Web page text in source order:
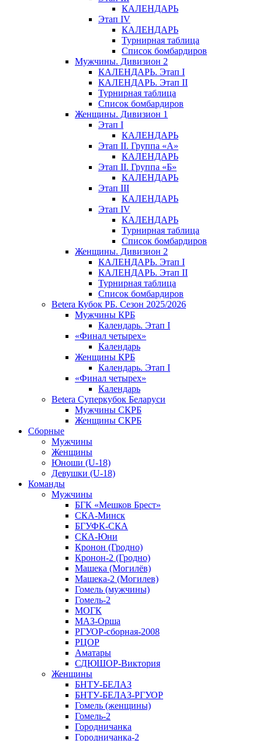
КАЛЕНДАРЬ
Этап IV
КАЛЕНДАРЬ
Турнирная таблица
Список бомбардиров
Мужчины. Дивизион 2
КАЛЕНДАРЬ. Этап I
КАЛЕНДАРЬ. Этап II
Турнирная таблица
Список бомбардиров
Женщины. Дивизион 1
Этап I
КАЛЕНДАРЬ
Этап II. Группа «А»
КАЛЕНДАРЬ
Этап II. Группа «Б»
КАЛЕНДАРЬ
Этап III
КАЛЕНДАРЬ
Этап IV
КАЛЕНДАРЬ
Турнирная таблица
Список бомбардиров
Женщины. Дивизион 2
КАЛЕНДАРЬ. Этап I
КАЛЕНДАРЬ. Этап II
Турнирная таблица
Список бомбардиров
Betera Кубок РБ. Сезон 2025/2026
Мужчины КРБ
Календарь. Этап I
«Финал четырех»
Календарь
Женщины КРБ
Календарь. Этап I
«Финал четырех»
Календарь
Betera Суперкубок Беларуси
Мужчины СКРБ
Женщины СКРБ
Сборные
Мужчины
Женщины
Юноши (U-18)
Девушки (U-18)
Команды
Мужчины
БГК «Мешков Брест»
СКА-Минск
БГУФК-СКА
СКА-Юни
Кронон (Гродно)
Кронон-2 (Гродно)
Машека (Могилёв)
Машека-2 (Могилев)
Гомель (мужчины)
Гомель-2
МОГК
МАЗ-Орша
РГУОР-сборная-2008
РЦОР
Аматары
СДЮШОР-Виктория
Женщины
БНТУ-БЕЛАЗ
БНТУ-БЕЛАЗ-РГУОР
Гомель (женщины)
Гомель-2
Городничанка
Городничанка-2